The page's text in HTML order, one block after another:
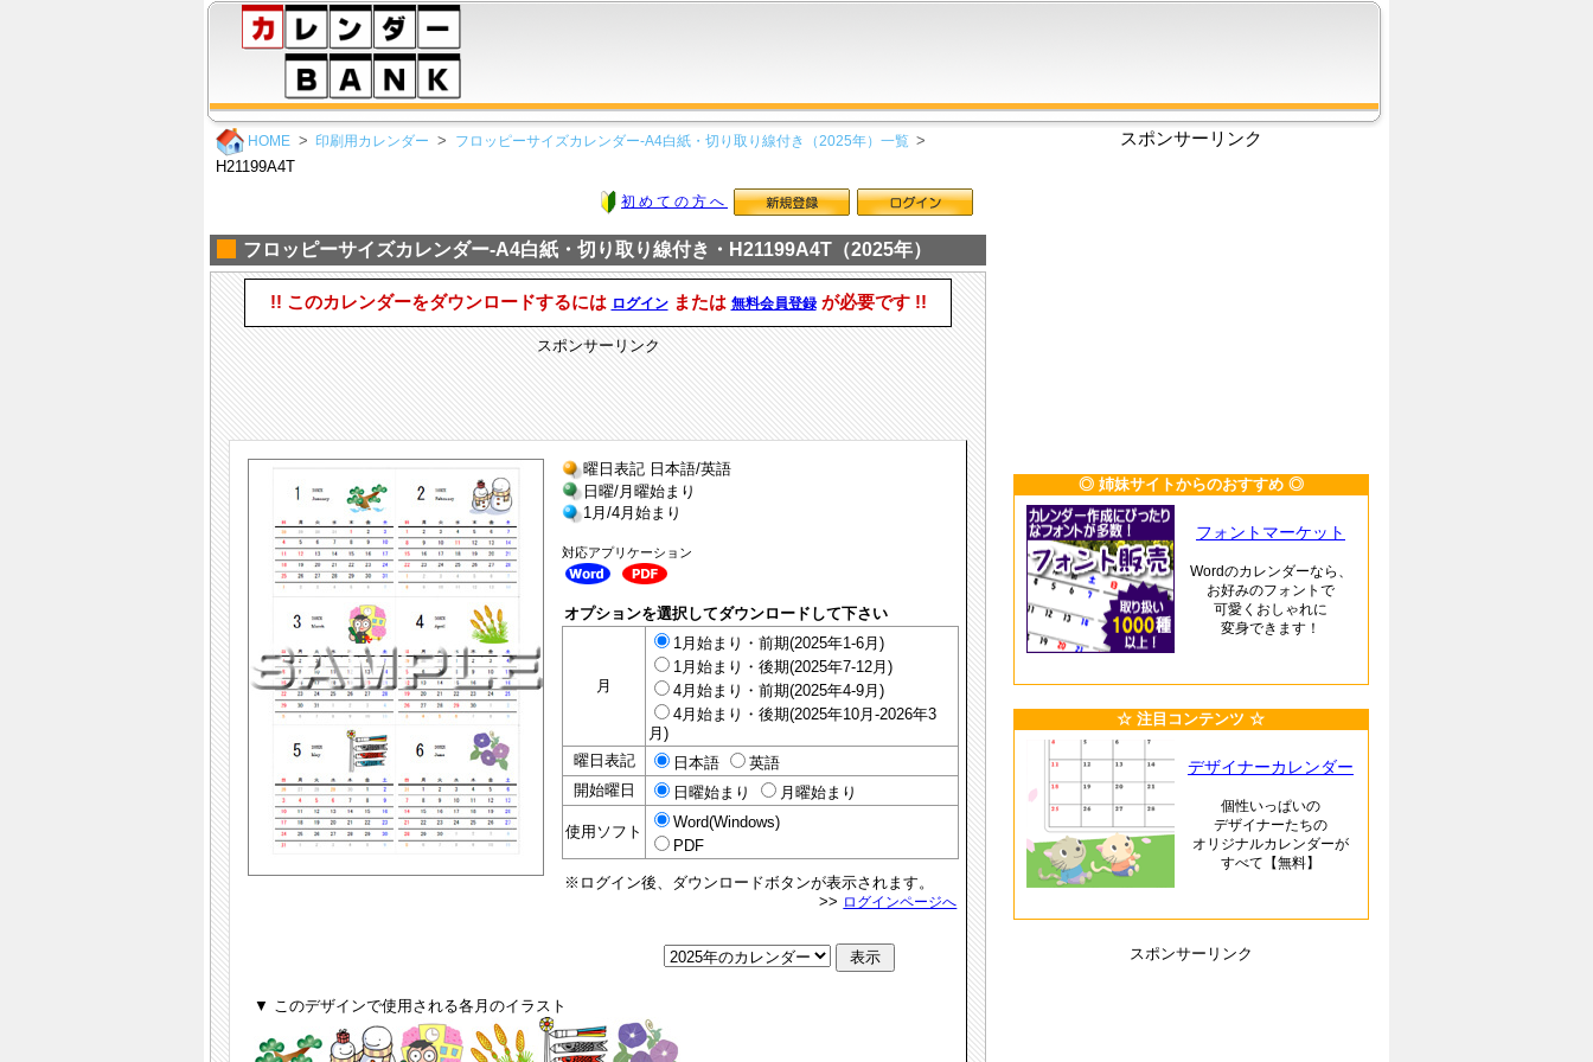
HOME 印刷用カレンダー フロッピーサイズカレンダー-A4白紙・切り取り線付き（2025年）一覧
H21199A4T
初めての方へ
フロッピーサイズカレンダー-A4白紙・切り取り線付き・H21199A4T（2025年）
!! このカレンダーをダウンロードするには ログインまたは 無料会員登録が必要です !!
スポンサーリンク
曜日表記 日本語/英語
日曜/月曜始まり
1月/4月始まり
対応アプリケーション
オプションを選択してダウンロードして下さい
月
1月始まり・前期(2025年1-6月)
1月始まり・後期(2025年7-12月)
4月始まり・前期(2025年4-9月)
4月始まり・後期(2025年10月-2026年3
月)
曜日表記
日本語
英語
開始曜日
日曜始まり 月曜始まり
使用ソフト
Word(Windows)
PDF
※ログイン後、ダウンロードボタンが表示されます。
>> ログインページへ
▼ このデザインで使用される各月のイラスト
スポンサーリンク
◎ 姉妹サイトからのおすすめ ◎
フォントマーケット
Wordのカレンダーなら、
お好みのフォントで
可愛くおしゃれに
変身できます！
☆ 注目コンテンツ ☆
デザイナーカレンダー
個性いっぱいの
デザイナーたちの
オリジナルカレンダーが
すべて【無料】
スポンサーリンク